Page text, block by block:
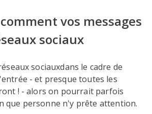
vos messages
sociaux
sociauxdans le cadre de
- et presque toutes les
! - alors on pourrait parfois
que personne n'y prête attention.